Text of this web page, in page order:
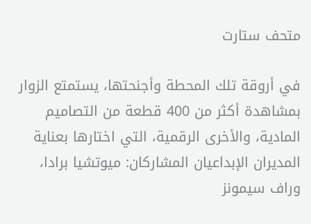
متحف ستارت
في أروقة تلك المحطة وأجنحتها، يستمتع الزوار
بمشاهدة أكثر من 400 قطعة من التصاميم
المادية، والأخرى الرقمية، التي اختارها بعناية
المديران الإبداعيان المشاركان: ميوتشيا برادا،
وراف سيمونز